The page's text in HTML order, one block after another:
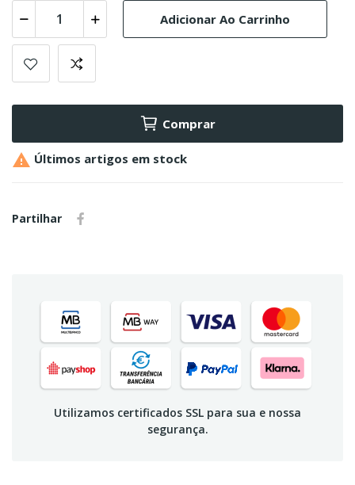
Adicionar Ao Carrinho
Comprar
 Últimos artigos em stock
Partilhar
Utilizamos certificados SSL para sua e nossa
segurança.